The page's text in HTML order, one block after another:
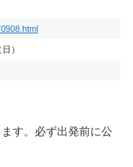
）
す。必ず出発前に公